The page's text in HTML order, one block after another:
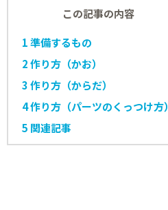
この記事の内容
1準備するもの
2作り方（かお）
3作り方（からだ）
4作り方（パーツのくっつけ方）
5 関連記事